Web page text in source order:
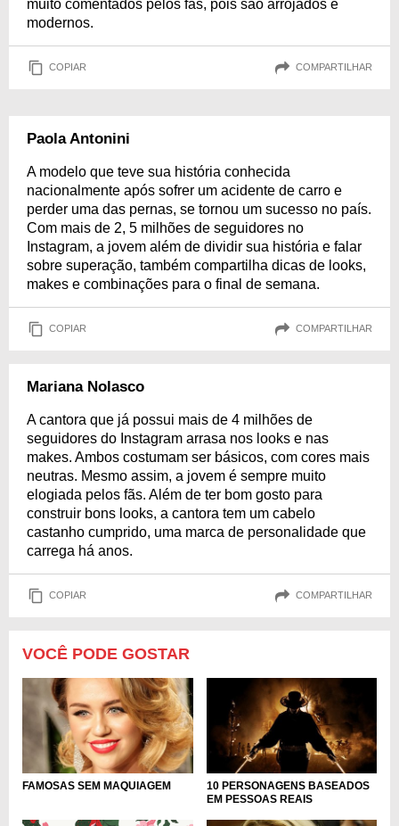
muito comentados pelos fãs, pois são arrojados e
modernos.
COPIAR COMPARTILHAR
Paola Antonini
A modelo que teve sua história conhecida
nacionalmente após sofrer um acidente de carro e
perder uma das pernas, se tornou um sucesso no país.
Com mais de 2, 5 milhões de seguidores no
Instagram, a jovem além de dividir sua história e falar
sobre superação, também compartilha dicas de looks,
makes e combinações para o final de semana.
COPIAR COMPARTILHAR
Mariana Nolasco
A cantora que já possui mais de 4 milhões de
seguidores do Instagram arrasa nos looks e nas
makes. Ambos costumam ser básicos, com cores mais
neutras. Mesmo assim, a jovem é sempre muito
elogiada pelos fãs. Além de ter bom gosto para
construir bons looks, a cantora tem um cabelo
castanho cumprido, uma marca de personalidade que
carrega há anos.
COPIAR COMPARTILHAR
VOCÊ PODE GOSTAR
FAMOSAS SEM MAQUIAGEM
10 PERSONAGENS BASEADOS
EM PESSOAS REAIS